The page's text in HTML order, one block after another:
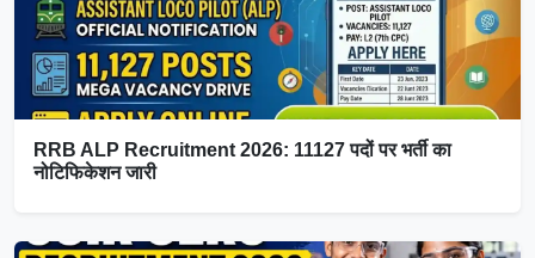
RRB ALP Recruitment 2026: 11127 पदों पर भर्ती का
नोटिफिकेशन जारी